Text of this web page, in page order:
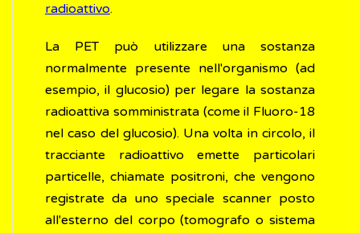
radioattivo.
La PET può utilizzare una sostanza
normalmente presente nell'organismo (ad
esempio, il glucosio) per legare la sostanza
radioattiva somministrata (come il Fluoro-18
nel caso del glucosio). Una volta in circolo, il
tracciante radioattivo emette particolari
particelle, chiamate positroni, che vengono
registrate da uno speciale scanner posto
all'esterno del corpo (tomografo o sistema